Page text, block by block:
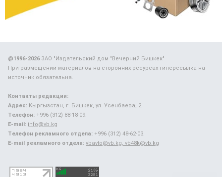
@1996-2026ЗАО "Издательский дом "Вечерний Бишкек"
При размещении материалов на сторонних ресурсах гиперссылка на
источник обязательна.
Контакты редакции:
Адрес: Кыргызстан, г. Бишкек, ул. Усенбаева, 2.
Телефон: +996 (312) 88-18-09.
E-mail: info@vb.kg
Телефон рекламного отдела: +996 (312) 48-62-03.
E-mail рекламного отдела: vbavto@vb.kg, vb48k@vb.kg